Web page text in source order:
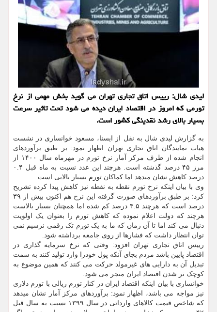
لیدی شال: رییس اتاق تجاری تهران می گوید بخش مهمی از نرخ
تورمی که امروز در اقتصاد ایران دیده می شود تحت تاثیر سرعت
بسیار بالای رشد نقدینگی کشور است.
به گزارش لیدی شال به نقل از ایسنا، مسعود خوانساری در نشست
هیات نمایندگان اتاق تجاری تهران اظهار نمود: بر طبق برآوردهای
انجام شده از طرف مرکز آمار نرخ تورم در مهرماه سال ۱۴۰۰ از
مرز ۴۵ درصد گذشته است. هرچند این عدد نسبت به ماه قبل ۰.۴
درصد کاهش نشان میدهد اما کماکان تورم بسیار بالایی است.
وی با بیان اینکه نرخ تورم نقطه به نقطه نیز کاهش پیدا کرده تشریح
کرد: بر طبق برآوردهای صورت گرفته این نرخ هم اکنون بیش از ۳۹
درصد است که هرچند ۴.۵ درصد کم شده اما همچنان بسیار بالاست
هرچند که دولت اعلام نموده که کاهش تورم را بعنوان یک اولویت
دنبال می کند اما تا آن زمان که ما به یک تورم تک رقمی نرسیم نمی
توان انتظار داشت که فشارها از روی جامعه برداشته شود.
رییس اتاق تجاری تهران افزود: وقتی که نرخ سرمایه گذاری در
اقتصاد پایین باشد مردم بجای آنکه پول خودرا وارد تولید کنند به سمت
تبدیل آن به دارایی های غیرمولد حرکت می کنند که همین موضوع به
کوچک تر شدن اقتصاد ایران منجر می شود.
خوانساری با بیان اینکه اقتصاد ایران در کنار تورم ریالی با تورم دلاری
نیز مواجه می باشد، اظهار نمود: برآوردهای مرکز آمار نشان میدهد
که شاخص قیمت کالاهای وارداتی در سال ۱۳۹۹ نسبت به سال قبل